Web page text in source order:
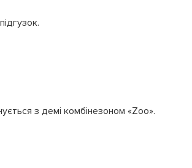
з демі комбінезоном «Zoo».